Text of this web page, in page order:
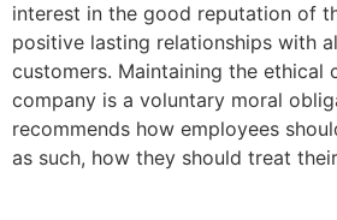
interest in the good reputation of
positive lasting relationships with
customers. Maintaining the ethical
company is a voluntary moral
recommends how employees
as such, how they should treat